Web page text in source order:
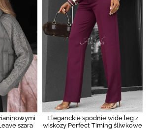
szara
Eleganckie spodnie wide leg z
wiskozy Perfect Timing śliwkowe